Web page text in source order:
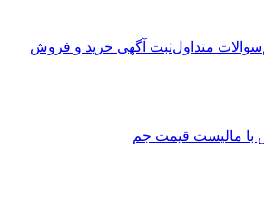
ثبت آگهی خرید و فروش
قیمت جم